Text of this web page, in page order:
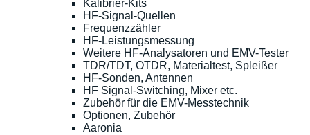
Kalibrier-Kits
HF-Signal-Quellen
Frequenzzähler
HF-Leistungsmessung
Weitere HF-Analysatoren und EMV-Tester
TDR/TDT, OTDR, Materialtest, Spleißer
HF-Sonden, Antennen
HF Signal-Switching, Mixer etc.
Zubehör für die EMV-Messtechnik
Optionen, Zubehör
Aaronia